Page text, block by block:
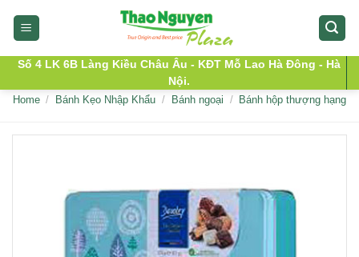
Số 4 LK 6B Làng Kiều Châu Âu - KĐT Mỗ Lao Hà Đông - Hà
Nội.
Home / Bánh Kẹo Nhập Khẩu / Bánh ngoại / Bánh hộp thượng hạng